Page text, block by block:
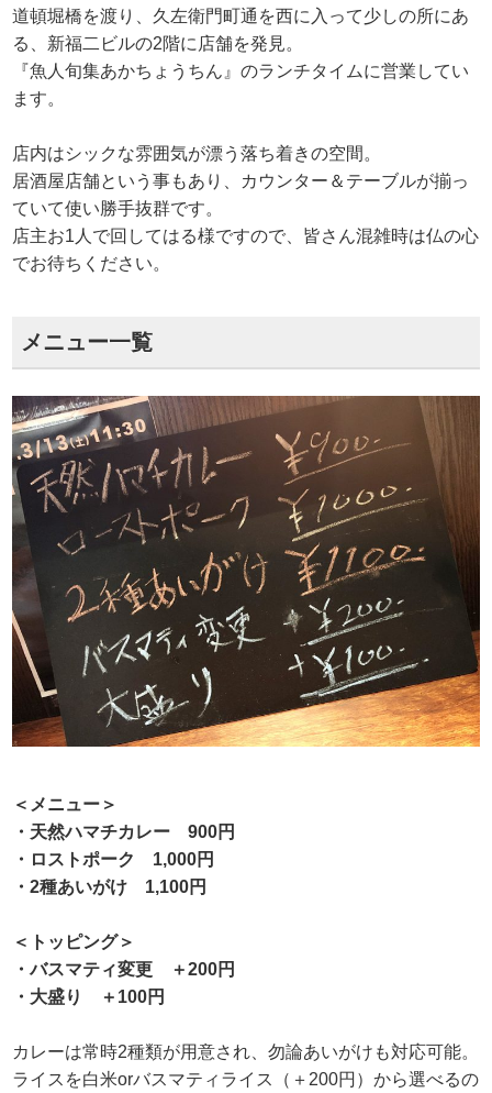
道頓堀橋を渡り、久左衛門町通を西に入って少しの所にあ
る、新福二ビルの2階に店舗を発見。
『魚人旬集あかちょうちん』のランチタイムに営業してい
ます。
店内はシックな雰囲気が漂う落ち着きの空間。
居酒屋店舗という事もあり、カウンター＆テーブルが揃っ
ていて使い勝手抜群です。
店主お1人で回してはる様ですので、皆さん混雑時は仏の心
でお待ちください。
メニュー一覧
＜メニュー＞
・天然ハマチカレー 900円
・ロストポーク 1,000円
・2種あいがけ 1,100円
＜トッピング＞
・バスマティ変更 ＋200円
・大盛り ＋100円
カレーは常時2種類が用意され、勿論あいがけも対応可能。
ライスを白米orバスマティライス（＋200円）から選べるの